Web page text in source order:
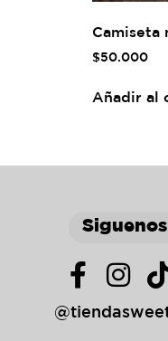
Camiseta
$50.000
Añadir al